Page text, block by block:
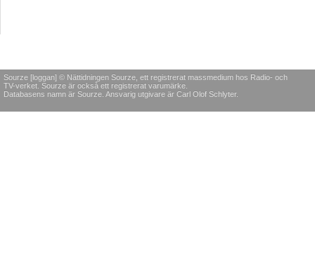
Sourze [loggan] © Nättidningen Sourze, ett registrerat massmedium hos Radio- och
TV-verket. Sourze är också ett registrerat varumärke.
Databasens namn är Sourze. Ansvarig utgivare är Carl Olof Schlyter.